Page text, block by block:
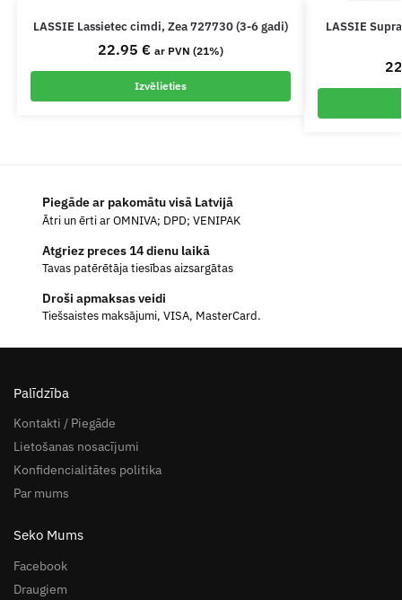
LASSIE Lassietec cimdi, Zea 727730 (3-6 gadi)
22.95 € ar PVN (21%)
Izvēlieties
LASSIE
Piegāde ar pakomātu visā Latvijā
Ātri un ērti ar OMNIVA; DPD; VENIPAK
Atgriez preces 14 dienu laikā
Tavas patērētāja tiesības aizsargātas
Droši apmaksas veidi
Tiešsaistes maksājumi, VISA, MasterCard.
Palīdzība
Kontakti / Piegāde
Lietošanas nosacījumi
Konfidencialitātes politika
Par mums
Seko Mums
Facebook
Draugiem